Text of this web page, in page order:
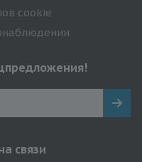
cookie
связи